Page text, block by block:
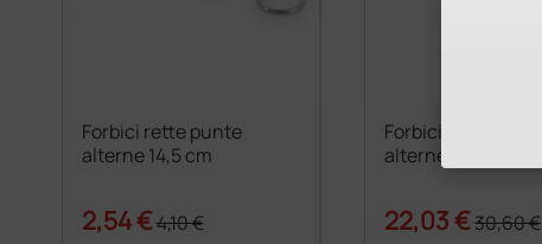
Forbici rette punte
alterne 14,5 cm
2,54 €4,10 €
Forbici rette C.T.
alterne - 14,5 cm
22,03 €30,60 €